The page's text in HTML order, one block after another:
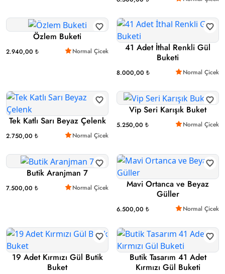
Özlem Buketi
2.940,00 ₺ Normal Çicek
41 Adet İthal Renkli Gül
Buketi
8.000,00 ₺ Normal Çicek
Tek Katlı Sarı Beyaz Çelenk
2.750,00 ₺ Normal Çicek
Vip Seri Karışık Buket
5.250,00 ₺ Normal Çicek
Butik Aranjman 7
7.500,00 ₺ Normal Çicek
Mavi Ortanca ve Beyaz
Güller
6.500,00 ₺ Normal Çicek
19 Adet Kırmızı Gül Butik
Buket
Butik Tasarım 41 Adet
Kırmızı Gül Buketi